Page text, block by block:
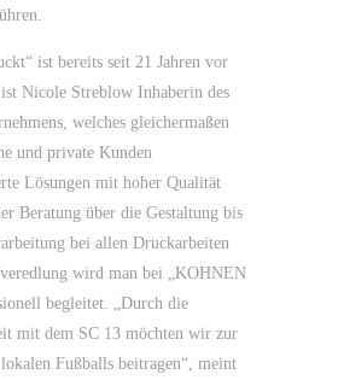
ist bereits seit 21 Jahren vor
Nicole Streblow Inhaberin des
welches gleichermaßen
und private Kunden
Lösungen mit hoher Qualität
Beratung über die Gestaltung bis
bei allen Druckarbeiten
wird man bei „KOHNEN
begleitet. „Durch die
mit dem SC 13 möchten wir zur
Fußballs beitragen“, meint